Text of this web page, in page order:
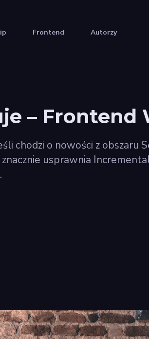
Frontend Autorzy
– Frontend
chodzi o nowości z obszaru
usprawnia